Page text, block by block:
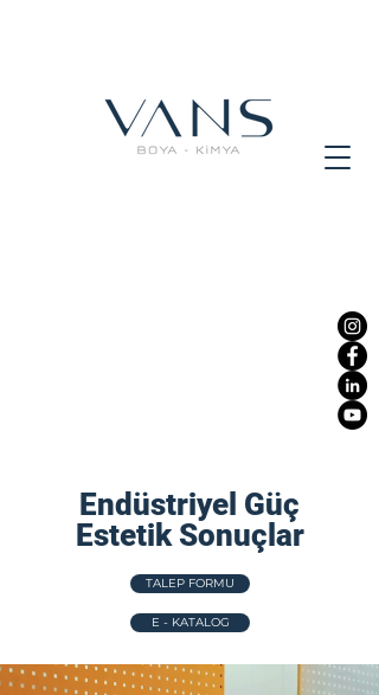
Endüstriyel Güç
Estetik Sonuçlar
TALEP FORMU
E - KATALOG